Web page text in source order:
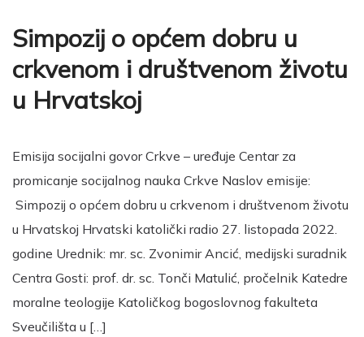
Simpozij o općem dobru u
crkvenom i društvenom životu
u Hrvatskoj
Emisija socijalni govor Crkve – uređuje Centar za
promicanje socijalnog nauka Crkve Naslov emisije:
Simpozij o općem dobru u crkvenom i društvenom životu
u Hrvatskoj Hrvatski katolički radio 27. listopada 2022.
godine Urednik: mr. sc. Zvonimir Ancić, medijski suradnik
Centra Gosti: prof. dr. sc. Tonči Matulić, pročelnik Katedre
moralne teologije Katoličkog bogoslovnog fakulteta
Sveučilišta u […]